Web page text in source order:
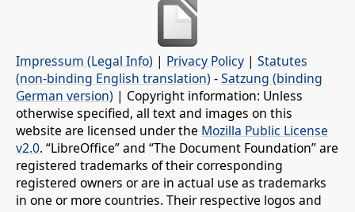
Impressum (Legal Info) | Privacy Policy | Statutes
(non-binding English translation) -Satzung (binding
German version) | Copyright information: Unless
otherwise specified, all text and images on this
website are licensed under the Mozilla Public License
v2.0. “LibreOffice” and “The Document Foundation” are
registered trademarks of their corresponding
registered owners or are in actual use as trademarks
in one or more countries. Their respective logos and